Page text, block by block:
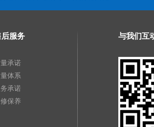
后服务
量承诺
体系
承诺
保养
与我们互